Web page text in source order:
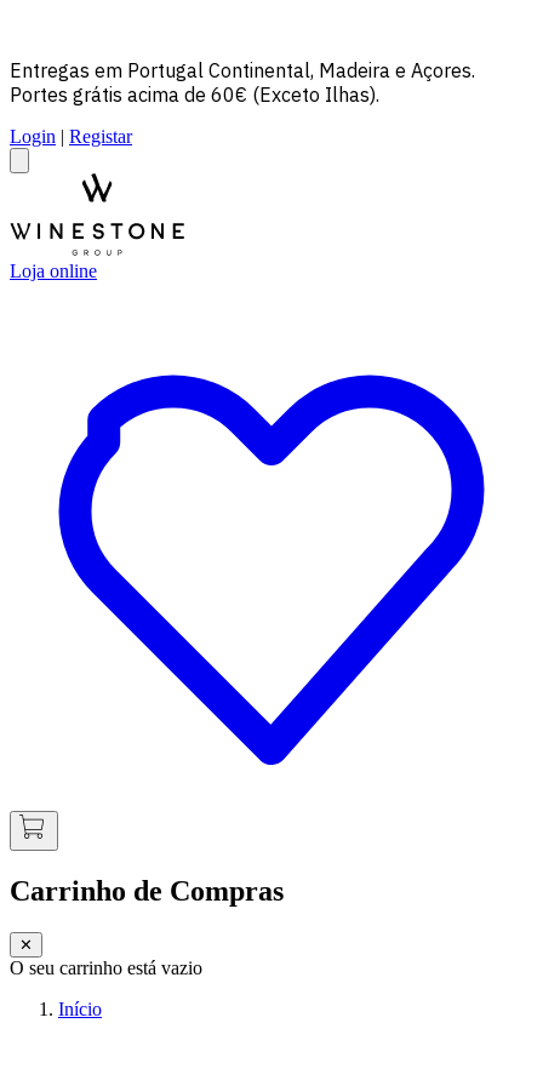
Entregas em Portugal Continental, Madeira e Açores.
Portes grátis acima de 60€ (Exceto Ilhas).
Login | Registar
Loja online
Carrinho de Compras
✕
O seu carrinho está vazio
Início